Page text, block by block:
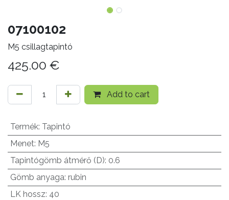
07100102
M5 csillagtapintó
425.00 €
Add to cart
Termék: Tapintó
Menet: M5
Tapintógömb átmérő (D): 0.6
Gömb anyaga: rubin
LK hossz: 40